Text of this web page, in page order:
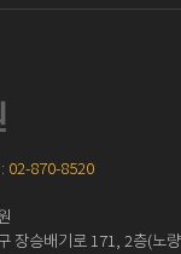
02-870-8520
장승배기로 171, 2층(노